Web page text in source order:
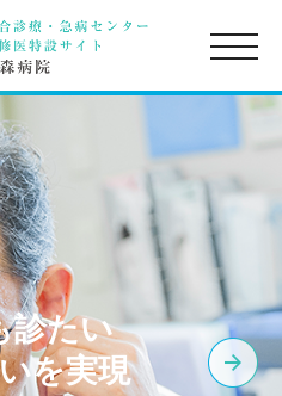
toggle
診たい
を実現